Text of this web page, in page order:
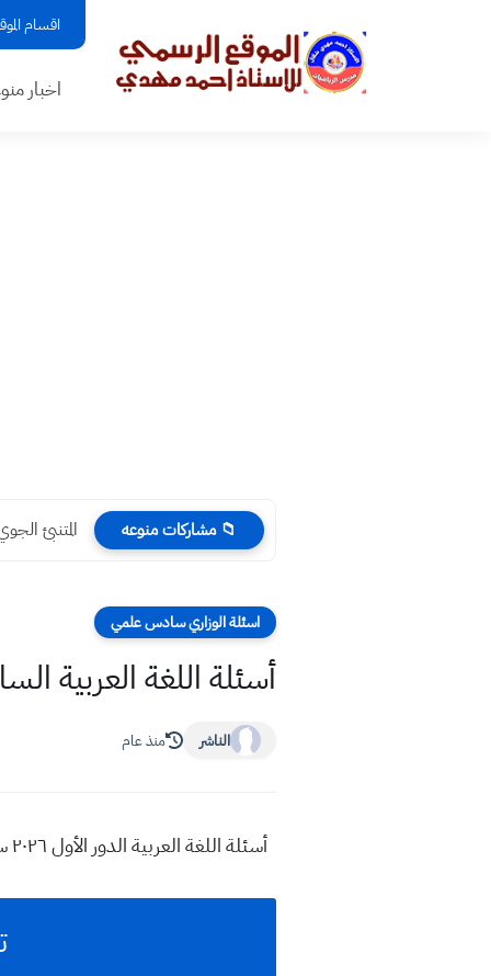
اقسام
اخبار
📁 مشاركات منوعه المتنبئ
اسئلة الوزاري سادس علمي
أسئلة اللغة العربية السادس
الناشر منذ عام
أسئلة اللغة العربية الدور الأول ٢٠٢٦ سادس علمي